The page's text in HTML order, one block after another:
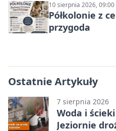
10 sierpnia 2026, 09:00
Półkolonie z
przygoda
Ostatnie Artykuły
7 sierpnia 2026
Woda i
Jeziornie